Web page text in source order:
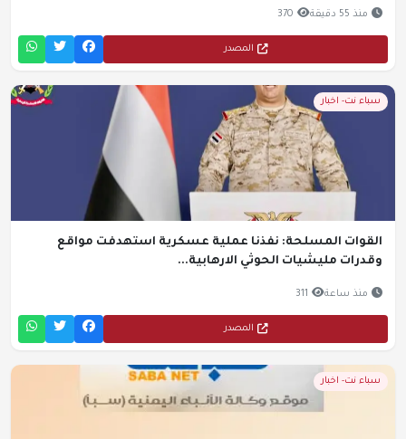
منذ 55 دقيقة 370
المصدر
سباء نت- اخبار
القوات المسلحة: نفذنا عملية عسكرية استهدفت مواقع
وقدرات مليشيات الحوثي الارهابية...
منذ ساعة 311
المصدر
سباء نت- اخبار